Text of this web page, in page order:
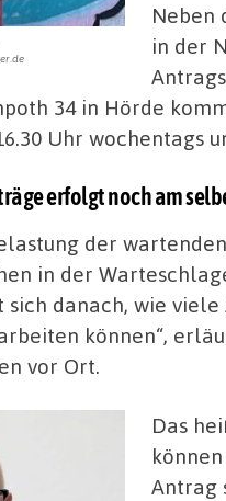
Neben
in der
34 in Hörde
Uhr wochentags
erfolgt noch am
der
in der
danach, wie
können“,
vor Ort.
Das
Antrag